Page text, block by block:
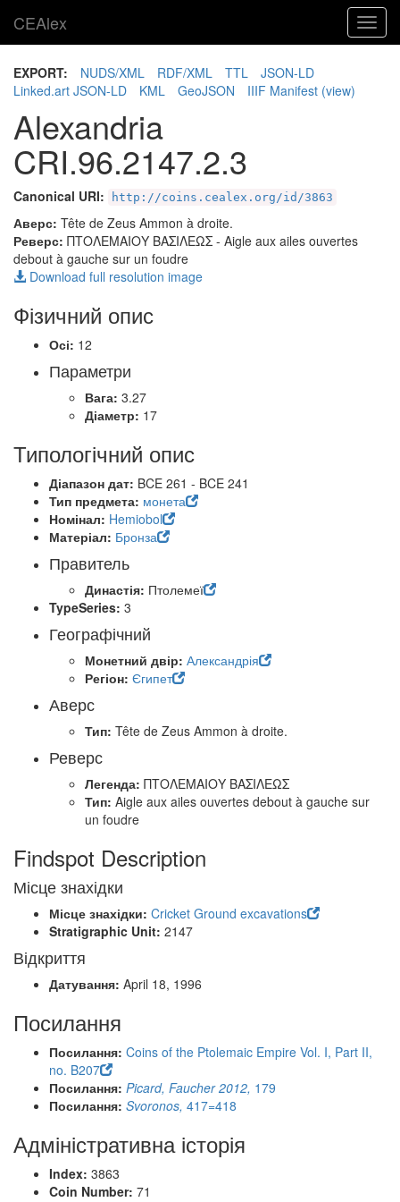
CEAlex
EXPORT: NUDS/XML RDF/XML TTL
JSON-LD
Linked.art JSON-LD
KML GeoJSON IIIF Manifest (view)
Alexandria
CRI.96.2147.2.3
Canonical URI: http://coins.cealex.org/id/3863
Аверс: Tête de Zeus Ammon à droite.
Реверс: ΠΤΟΛΕΜΑΙΟΥ ΒΑΣΙΛΕΩΣ - Aigle aux ailes ouvertes
debout à gauche sur un foudre
Download full resolution image
Фізичний опис
Осі: 12
Параметри
Вага: 3.27
Діаметр: 17
Типологічний опис
Діапазон дат: BCE 261 - BCE 241
Тип предмета: монета
Номінал: Hemiobol
Матеріал: Бронза
Правитель
Династія: Птолемеї
TypeSeries: 3
Географічний
Монетний двір: Александрія
Регіон: Єгипет
Аверс
Тип: Tête de Zeus Ammon à droite.
Реверс
Легенда: ΠΤΟΛΕΜΑΙΟΥ ΒΑΣΙΛΕΩΣ
Тип: Aigle aux ailes ouvertes debout à gauche sur
un foudre
Findspot Description
Місце знахідки
Місце знахідки: Cricket Ground excavations
Stratigraphic Unit: 2147
Відкриття
Датування: April 18, 1996
Посилання
Посилання: Coins of the Ptolemaic Empire Vol. I, Part II,
no. B207
Посилання: Picard, Faucher 2012, 179
Посилання: Svoronos, 417=418
Адміністративна історія
Index: 3863
Coin Number: 71